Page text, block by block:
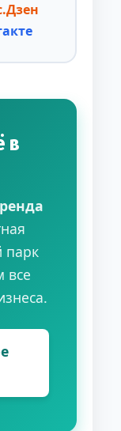
в
парк
все